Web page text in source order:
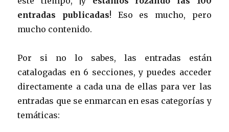
entradas publicadas! Eso es mucho, pero
mucho contenido.
Por si no lo sabes, las entradas están
catalogadas en 6 secciones, y puedes acceder
directamente a cada una de ellas para ver las
entradas que se enmarcan en esas categorías y
temáticas: